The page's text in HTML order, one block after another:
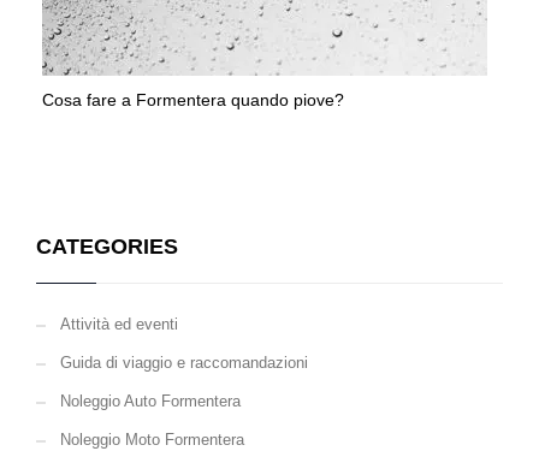
Cosa fare a Formentera quando piove?
CATEGORIES
Attività ed eventi
Guida di viaggio e raccomandazioni
Noleggio Auto Formentera
Noleggio Moto Formentera